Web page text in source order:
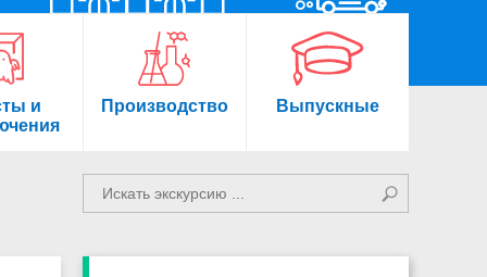
и
Производство Выпускные